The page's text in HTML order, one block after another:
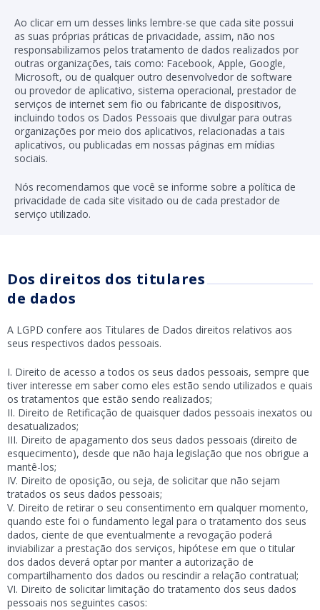
Ao clicar em um desses links lembre-se que cada site possui
as suas próprias práticas de privacidade, assim, não nos
responsabilizamos pelos tratamento de dados realizados por
outras organizações, tais como: Facebook, Apple, Google,
Microsoft, ou de qualquer outro desenvolvedor de software
ou provedor de aplicativo, sistema operacional, prestador de
serviços de internet sem fio ou fabricante de dispositivos,
incluindo todos os Dados Pessoais que divulgar para outras
organizações por meio dos aplicativos, relacionadas a tais
aplicativos, ou publicadas em nossas páginas em mídias
sociais.
Nós recomendamos que você se informe sobre a política de
privacidade de cada site visitado ou de cada prestador de
serviço utilizado.
Dos direitos dos titulares
de dados
A LGPD confere aos Titulares de Dados direitos relativos aos
seus respectivos dados pessoais.
Direito de acesso a todos os seus dados pessoais, sempre que
tiver interesse em saber como eles estão sendo utilizados e quais
os tratamentos que estão sendo realizados;
Direito de Retificação de quaisquer dados pessoais inexatos ou
desatualizados;
Direito de apagamento dos seus dados pessoais (direito de
esquecimento), desde que não haja legislação que nos obrigue a
mantê-los;
Direito de oposição, ou seja, de solicitar que não sejam
tratados os seus dados pessoais;
Direito de retirar o seu consentimento em qualquer momento,
quando este foi o fundamento legal para o tratamento dos seus
dados, ciente de que eventualmente a revogação poderá
inviabilizar a prestação dos serviços, hipótese em que o titular
dos dados deverá optar por manter a autorização de
compartilhamento dos dados ou rescindir a relação contratual;
Direito de solicitar limitação do tratamento dos seus dados
pessoais nos seguintes casos: